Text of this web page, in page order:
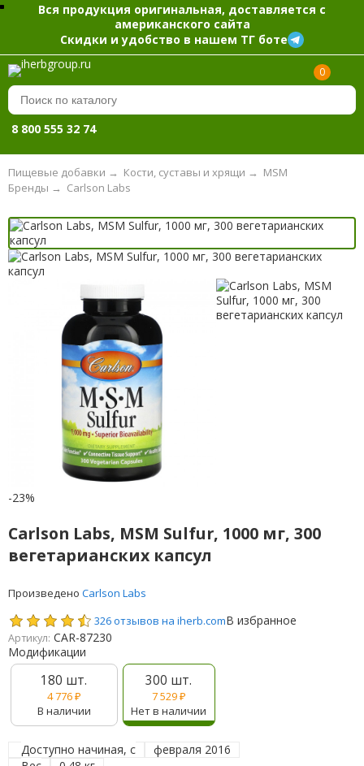
Вся продукция оригинальная, доставляется с
американского сайта
Скидки и удобство в нашем ТГ боте
0
8 800 555 32 74
Пищевые добавки → Кости, суставы и хрящи → MSM
Carlson Labs
Бренды →
-23%
Carlson Labs, MSM Sulfur, 1000 мг, 300
вегетарианских капсул
Произведено Carlson Labs
326 отзывов на iherb.comВ избранное
Артикул: CAR-87230
Модификации
180 шт.
4 776₽
В наличии
300 шт.
7 529₽
Нет в наличии
Доступно начиная, с
февраля 2016